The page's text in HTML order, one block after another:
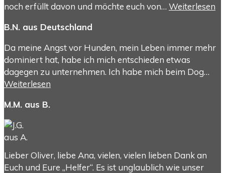
noch erfüllt davon und möchte euch von… Weiterlesen
B.N. aus Deutschland
Da meine Angst vor Hunden, mein Leben immer mehr
dominiert hat, habe ich mich entschieden etwas
dagegen zu unternehmen. Ich habe mich beim Dog…
Weiterlesen
M.M. aus B.
Lieber Oliver, liebe Ana, vielen, vielen lieben Dank an
Euch und Eure „Helfer“. Es ist unglaublich wie unser